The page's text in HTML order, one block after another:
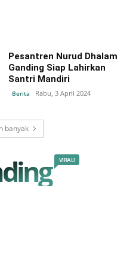
Pesantren Nurud Dhalam
Ganding Siap Lahirkan
Santri Mandiri
Berita Rabu, 3 April 2024
banyak
VIRAL!